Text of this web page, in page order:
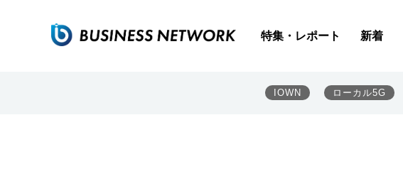
特集・レポート 新着
IOWN ローカル5G